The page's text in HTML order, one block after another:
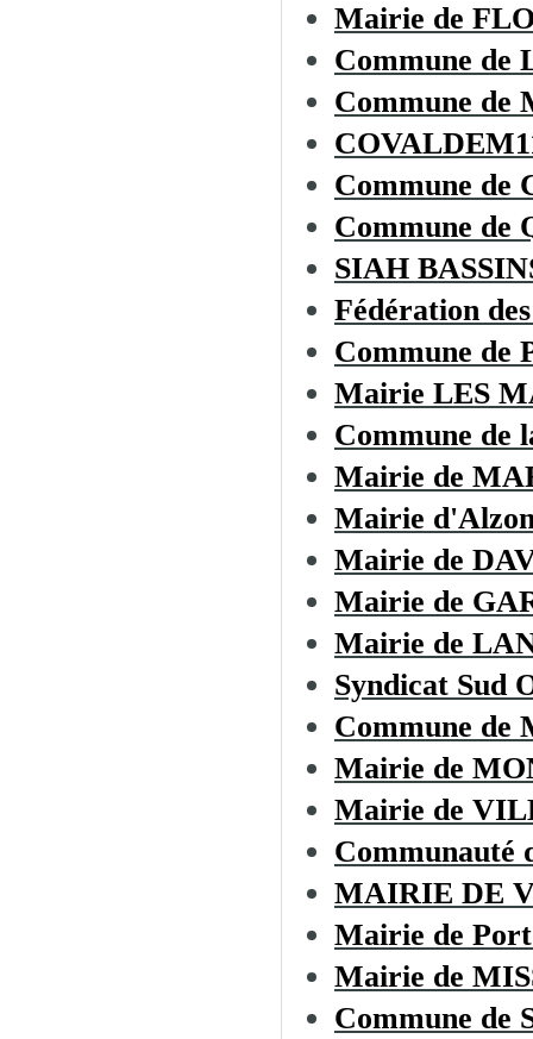
Mairie de
Commune de
Commune de
Commune de
Commune
SIAH
Fédération
Commune de
Mairie LES
Commune de
Mairie de
Mairie
Mairie de
Mairie de
Mairie de
Syndicat Sud
Commune de
Mairie de
Mairie de
Communauté
MAIRIE DE
Mairie de
Mairie de
Commune de